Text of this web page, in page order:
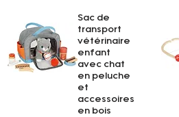
Sac de
transport
vétérinaire
enfant
avec chat
en peluche
et
accessoires
en bois